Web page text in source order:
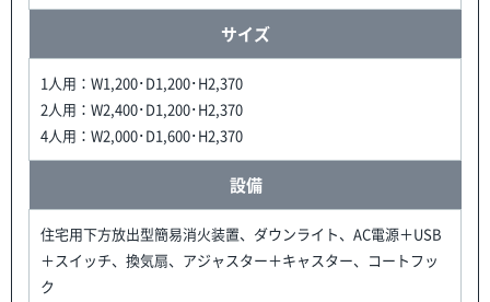
サイズ
1人用：W1,200･D1,200･H2,370
2人用：W2,400･D1,200･H2,370
4人用：W2,000･D1,600･H2,370
設備
住宅用下方放出型簡易消火装置、ダウンライト、AC電源＋USB
＋スイッチ、換気扇、アジャスター＋キャスター、コートフッ
ク